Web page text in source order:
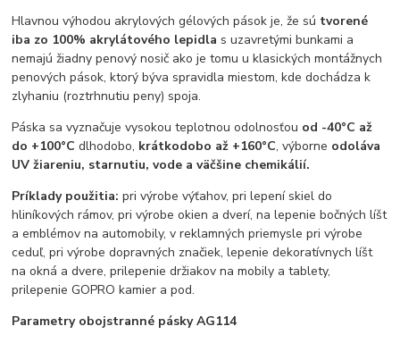
Hlavnou výhodou akrylových gélových pások je, že sú tvorené
iba zo 100% akrylátového lepidla s uzavretými bunkami a
nemajú žiadny penový nosič ako je tomu u klasických montážnych
penových pások, ktorý býva spravidla miestom, kde dochádza k
zlyhaniu (roztrhnutiu peny) spoja.
Páska sa vyznačuje vysokou teplotnou odolnosťou od -40°C až
do +100°C dlhodobo, krátkodobo až +160°C, výborne odoláva
UV žiareniu, starnutiu, vode a väčšine chemikálií.
Príklady použitia: pri výrobe výťahov, pri lepení skiel do
hliníkových rámov, pri výrobe okien a dverí, na lepenie bočných líšt
a emblémov na automobily, v reklamných priemysle pri výrobe
ceduľ, pri výrobe dopravných značiek, lepenie dekoratívnych líšt
na okná a dvere, prilepenie držiakov na mobily a tablety,
prilepenie GOPRO kamier a pod.
Parametry obojstranné pásky AG114